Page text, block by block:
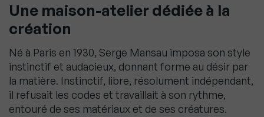
Une maison-atelier dédiée à la
création
Né à Paris en 1930, Serge Mansau imposa son style
instinctif et audacieux, donnant forme au désir par
la matière. Instinctif, libre, résolument indépendant,
il refusait les codes et travaillait à son rythme,
entouré de ses matériaux et de ses créatures.